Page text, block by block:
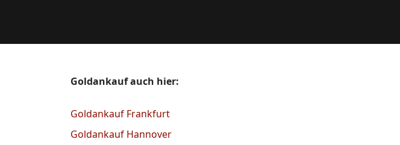
Goldankauf auch hier:
Goldankauf Frankfurt
Goldankauf Hannover